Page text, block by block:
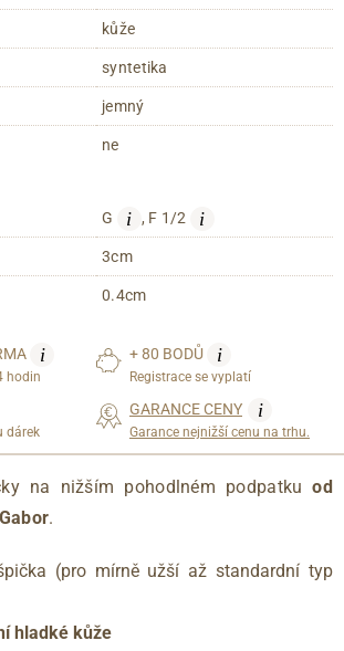
kůže
syntetika
jemný
ne
G i , F 1/2 i
3cm
0.4cm
i
hodin
+ 80 BODŮ i
Registrace se vyplatí
dárek
GARANCE CENY i
Garance nejnižší cenu na trhu.
na nižším pohodlném podpatkuod
.
(pro mírně užší až standardní typ
hladké kůže